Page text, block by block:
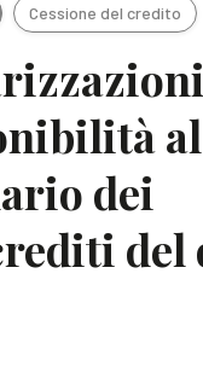
Cessione del credito
al
dei
del